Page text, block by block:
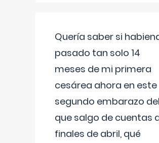
Quería saber si
pasado tan solo 14
meses de mi primera
cesárea ahora en este
segundo embarazo del
que salgo de cuentas
finales de abril, qué